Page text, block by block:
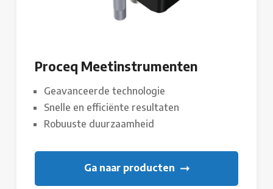
Proceq Meetinstrumenten
Geavanceerde technologie
Snelle en efficiënte resultaten
Robuuste duurzaamheid
Ga naar producten